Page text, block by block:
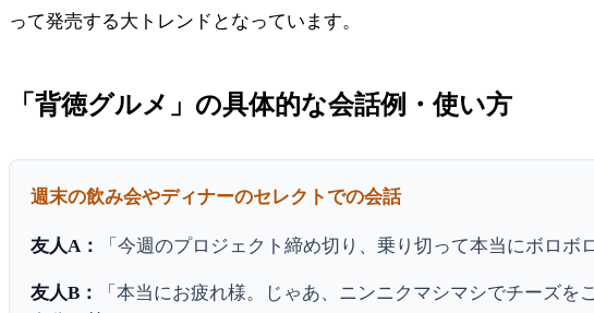
って発売する大トレンドとなっています。
「背徳グルメ」の具体的な会話例・使い方
週末の飲み会やディナーのセレクトでの会話
友人A： 「今週のプロジェクト締め切り、乗り切って本当にボロ
友人B： 「本当にお疲れ様。じゃあ、ニンニクマシマシでチーズ